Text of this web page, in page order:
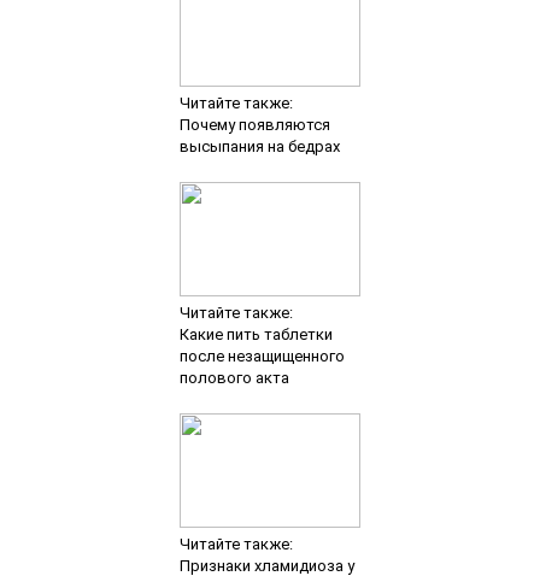
Читайте также:
Почему появляются
высыпания на бедрах
Читайте также:
Какие пить таблетки
после незащищенного
полового акта
Читайте также:
Признаки хламидиоза у